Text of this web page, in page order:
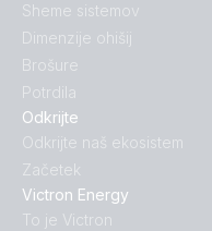
Odkrijte
Odkrijte naš ekosistem
Začetek
Victron Energy
To je Victron
Sheme sistemov
Dimenzije ohišij
Brošure
Potrdila